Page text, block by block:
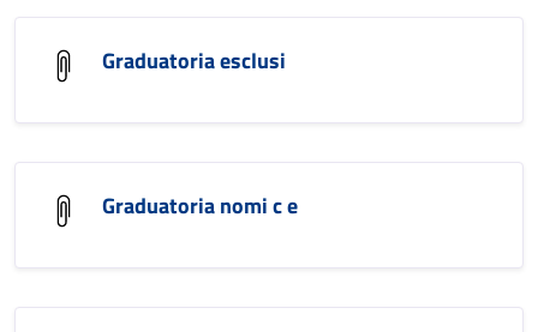
Graduatoria esclusi
Graduatoria nomi c e